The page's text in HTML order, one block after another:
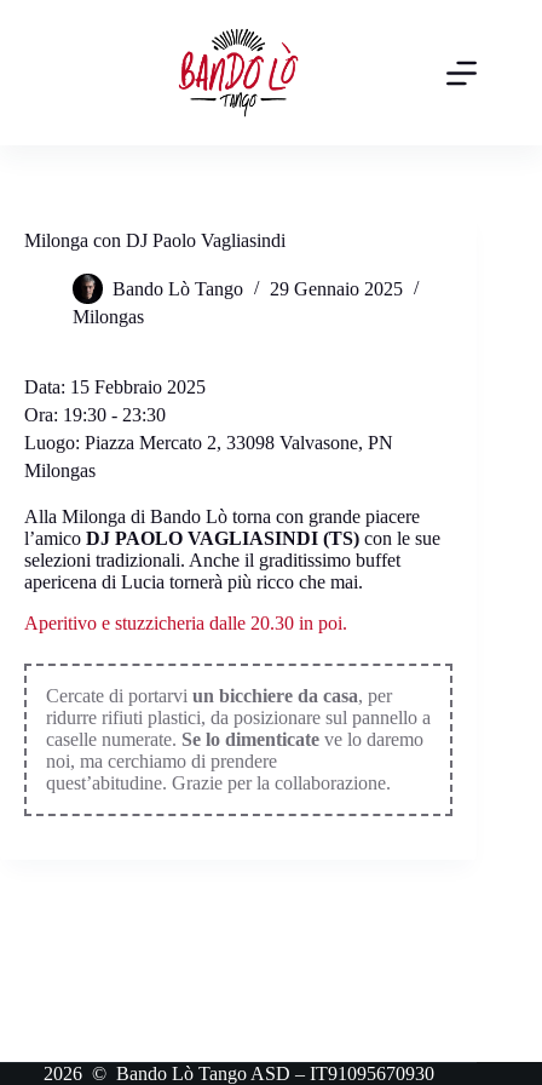
Milonga con DJ Paolo Vagliasindi
Bando Lò Tango
29 Gennaio 2025
Milongas
Data: 15 Febbraio 2025
Ora: 19:30 - 23:30
Luogo: Piazza Mercato 2, 33098 Valvasone, PN
Milongas
Alla Milonga di Bando Lò torna con grande piacere
l’amico DJ PAOLO VAGLIASINDI (TS) con le sue
selezioni tradizionali. Anche il graditissimo buffet
apericena di Lucia tornerà più ricco che mai.
Aperitivo e stuzzicheria dalle 20.30 in poi.
Cercate di portarvi un bicchiere da casa, per
ridurre rifiuti plastici, da posizionare sul pannello a
caselle numerate. Se lo dimenticate ve lo daremo
noi, ma cerchiamo di prendere
quest’abitudine. Grazie per la collaborazione.
2026 © Bando Lò Tango ASD – IT91095670930